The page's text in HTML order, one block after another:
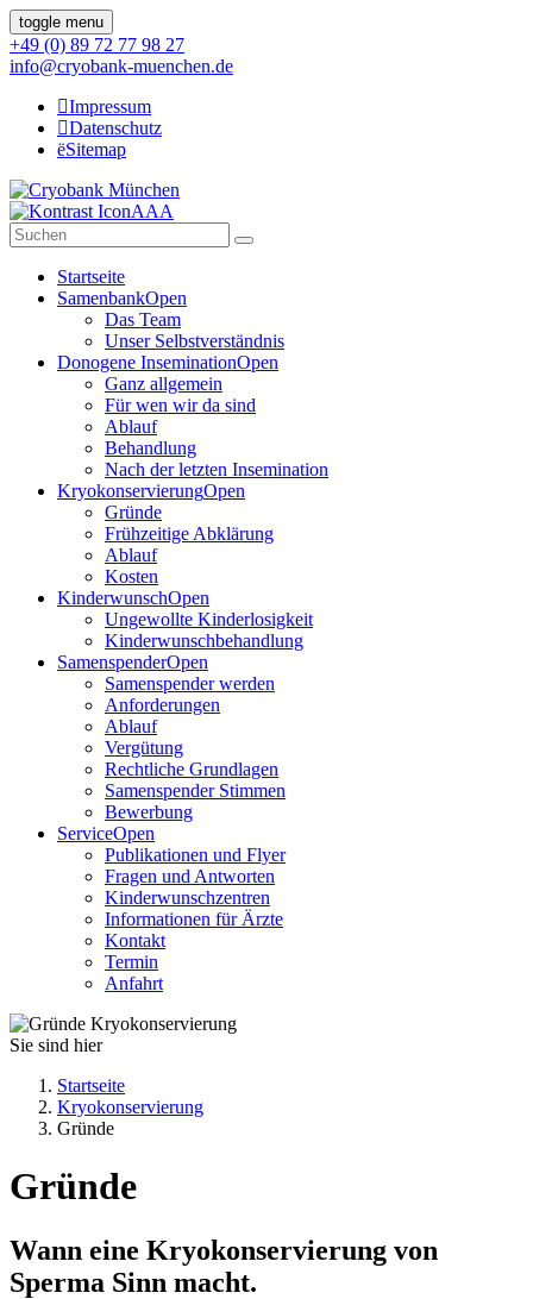
toggle menu
+49 (0) 89 72 77 98 27
info@cryobank-muenchen.de
Impressum
Datenschutz
Sitemap
AAA
Startseite
SamenbankOpen
Das Team
Unser Selbstverständnis
Donogene InseminationOpen
Ganz allgemein
Für wen wir da sind
Ablauf
Behandlung
Nach der letzten Insemination
KryokonservierungOpen
Gründe
Frühzeitige Abklärung
Ablauf
Kosten
KinderwunschOpen
Ungewollte Kinderlosigkeit
Kinderwunschbehandlung
SamenspenderOpen
Samenspender werden
Anforderungen
Ablauf
Vergütung
Rechtliche Grundlagen
Samenspender Stimmen
Bewerbung
ServiceOpen
Publikationen und Flyer
Fragen und Antworten
Kinderwunschzentren
Informationen für Ärzte
Kontakt
Termin
Anfahrt
Sie sind hier
Startseite
Kryokonservierung
Gründe
Gründe
Wann eine Kryokonservierung von
Sperma Sinn macht.